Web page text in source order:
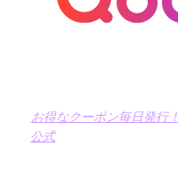
お得なクーポン毎日発行
公式